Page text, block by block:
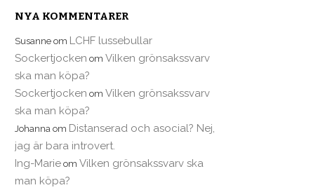
NYA KOMMENTARER
Susanne om LCHF lussebullar
Sockertjocken om Vilken grönsakssvarv
ska man köpa?
Sockertjocken om Vilken grönsakssvarv
ska man köpa?
Johanna om Distanserad och asocial? Nej,
jag är bara introvert.
Ing-Marie om Vilken grönsakssvarv ska
man köpa?